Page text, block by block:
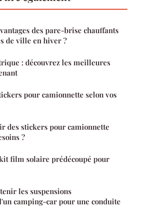
des pare-brise chauffants
de ville en hiver ?
: découvrez les meilleures
pour camionnette selon vos
des stickers pour camionnette
?
film solaire prédécoupé pour
les suspensions
camping-car pour une conduite